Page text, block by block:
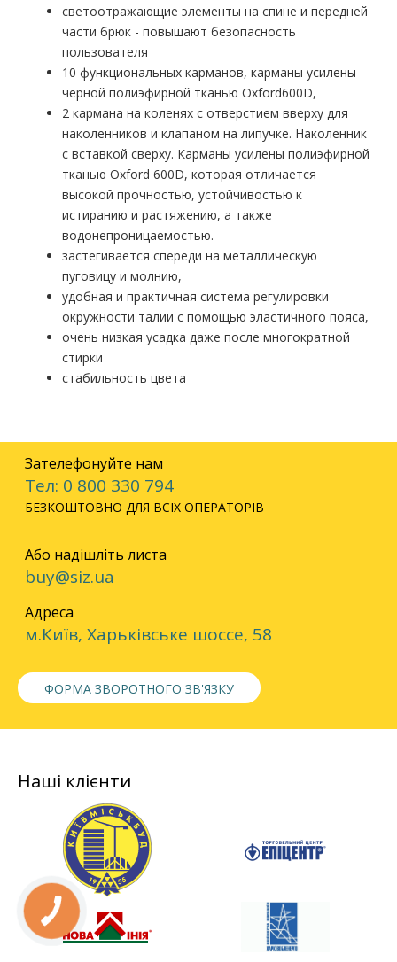
светоотражающие элементы на спине и передней
части брюк - повышают безопасность
пользователя
10 функциональных карманов, карманы усилены
черной полиэфирной тканью Oxford600D,
2 кармана на коленях с отверстием вверху для
наколенников и клапаном на липучке. Наколенник
с вставкой сверху. Карманы усилены полиэфирной
тканью Oxford 600D, которая отличается
высокой прочностью, устойчивостью к
истиранию и растяжению, а также
водонепроницаемостью.
застегивается спереди на металлическую
пуговицу и молнию,
удобная и практичная система регулировки
окружности талии с помощью эластичного пояса,
очень низкая усадка даже после многократной
стирки
стабильность цвета
Зателефонуйте нам
Тел: 0 800 330 794
БЕЗКОШТОВНО ДЛЯ ВСІХ ОПЕРАТОРІВ
Або надішліть листа
buy@siz.ua
Адреса
м.Київ, Харьківське шоссе, 58
ФОРМА ЗВОРОТНОГО ЗВ'ЯЗКУ
Наші клієнти